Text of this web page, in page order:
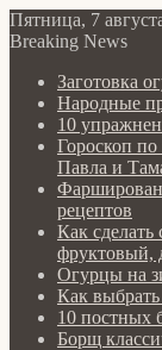
Пятница, 7
Breaking News
Заготовка
Народные
10
Гороскоп
Павла и
рецептов
Как
фруктовый,
Огурцы на
Как
10 постных
Борщ